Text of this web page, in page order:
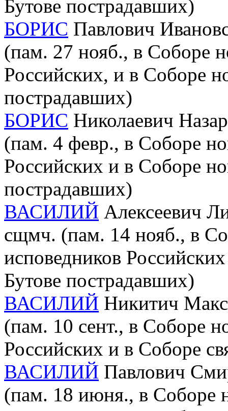
Бутове пострадавших)
БОРИС Павлович
(пам. 27 нояб., в Соборе
Российских, и в Соборе
пострадавших)
БОРИС Николаевич
(пам. 4 февр., в Соборе
Российских и в Соборе
пострадавших)
ВАСИЛИЙ Алексеевич
сщмч. (пам. 14 нояб., в
исповедников
Бутове пострадавших)
ВАСИЛИЙ Никитич
(пам. 10 сент., в Соборе
Российских и в Соборе
ВАСИЛИЙ Павлович
(пам. 18 июня., в Соборе